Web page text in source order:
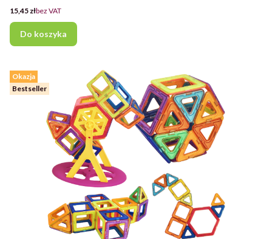
Cena
15,45 złbez VAT
Do koszyka
Okazja
Bestseller